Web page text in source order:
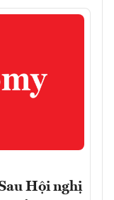
Hội nghị